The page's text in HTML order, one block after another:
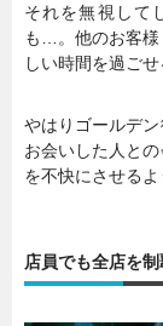
それを無視して
も…。他のお客様
しい時間を過ごせ
やはりゴールデ
お会いした人と
を不快にさせる
店員でも全店を